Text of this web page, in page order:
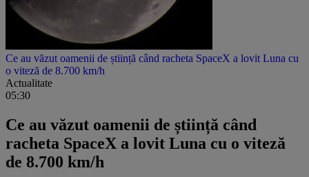
Ce au văzut oamenii de știință când racheta SpaceX a lovit Luna cu
o viteză de 8.700 km/h
Actualitate
05:30
Ce au văzut oamenii de știință când
racheta SpaceX a lovit Luna cu o viteză
de 8.700 km/h